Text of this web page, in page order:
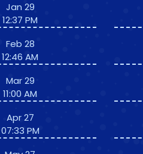
Jan 29
12:37 PM
Feb 28
12:46 AM
Mar 29
11:00 AM
Apr 27
07:33 PM